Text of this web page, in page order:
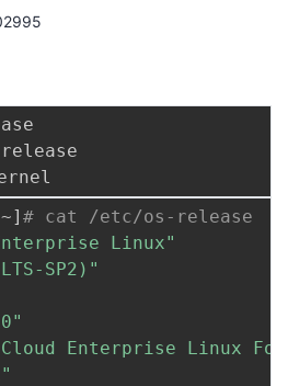
] # cat /etc/os-release
Linux"
SP2)"
Enterprise Linux